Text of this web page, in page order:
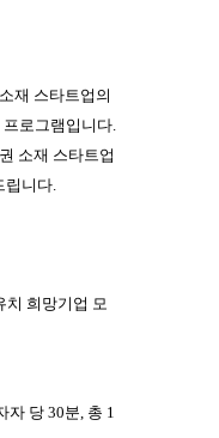
재 스타트업의
프로그램입니다.
소재 스타트업
립니다.
치 희망기업 모
자 당 30분, 총 1